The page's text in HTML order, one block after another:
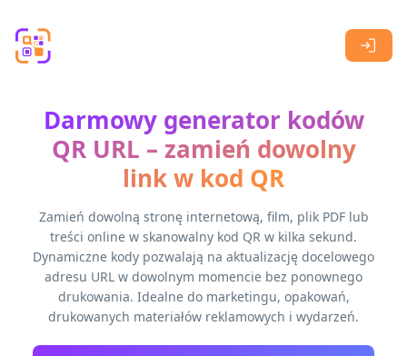
Darmowy generator kodów
QR URL – zamień dowolny
link w kod QR
Zamień dowolną stronę internetową, film, plik PDF lub
treści online w skanowalny kod QR w kilka sekund.
Dynamiczne kody pozwalają na aktualizację docelowego
adresu URL w dowolnym momencie bez ponownego
drukowania. Idealne do marketingu, opakowań,
drukowanych materiałów reklamowych i wydarzeń.